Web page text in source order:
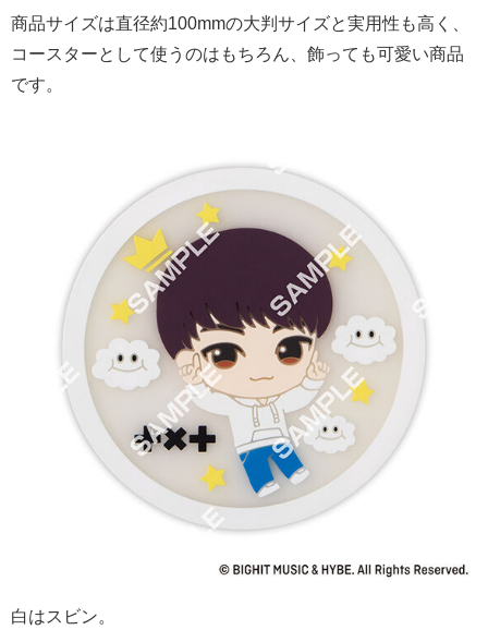
商品サイズは直径約100mmの大判サイズと実用性も高く、
コースターとして使うのはもちろん、飾っても可愛い商品
です。
白はスビン。